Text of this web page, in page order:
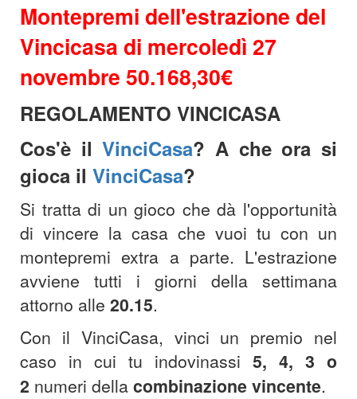
Montepremi dell'estrazione del
Vincicasa di mercoledì 27
novembre 50.168,30€
REGOLAMENTO VINCICASA
Cos'è ilVinciCasa? A che ora si
gioca il VinciCasa?
Si tratta di un gioco che dà l'opportunità
di vincere la casa che vuoi tu con un
montepremi extra a parte. L'estrazione
avviene tutti i giorni della settimana
attorno alle 20.15.
Con il VinciCasa, vinci un premio nel
caso in cui tu indovinassi 5, 4, 3 o
2 numeri della combinazionevincente.